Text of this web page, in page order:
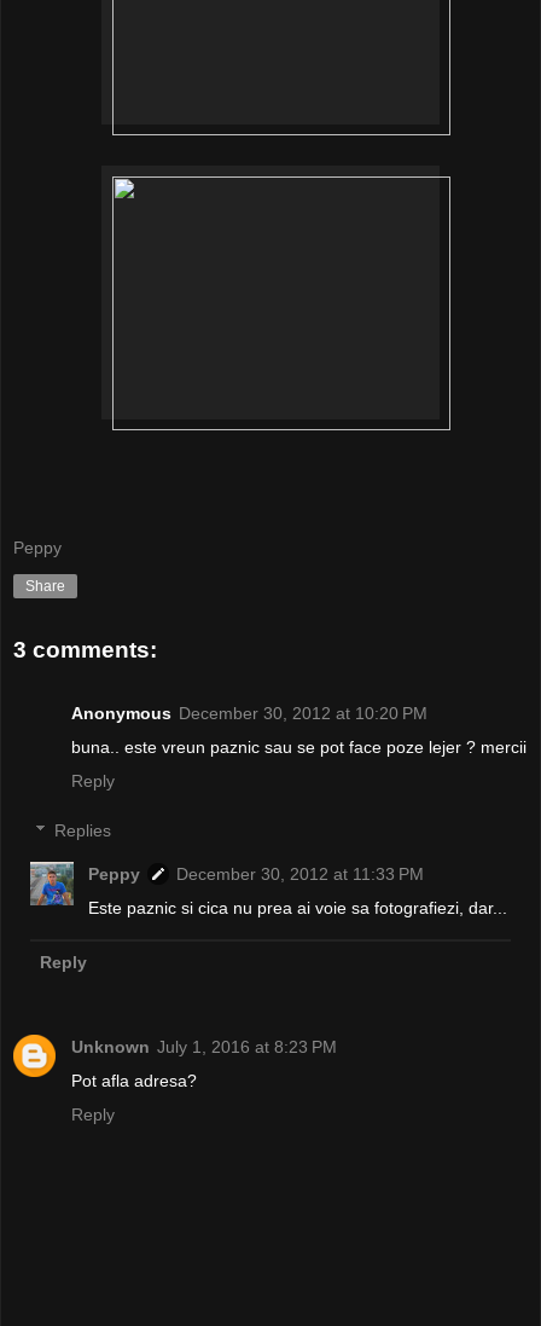
Peppy
Share
3 comments:
Anonymous December 30, 2012 at 10:20 PM
buna.. este vreun paznic sau se pot face poze lejer ? mercii
Reply
Replies
Peppy
December 30, 2012 at 11:33 PM
Este paznic si cica nu prea ai voie sa fotografiezi, dar...
Reply
Unknown July 1, 2016 at 8:23 PM
Pot afla adresa?
Reply